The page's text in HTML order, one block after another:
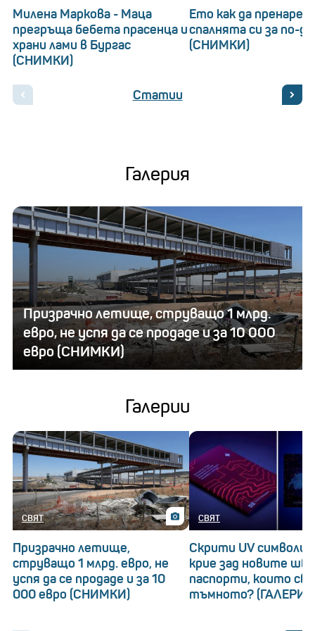
Милена Маркова - Маца
прегръща бебета прасенца и
храни лами в Бургас
(СНИМКИ)
Ето как да
спалнята си за по-
(СНИМКИ)
Статии
Галерия
Призрачно летище, струващо 1 млрд.
евро, не успя да се продаде и за 10 000
евро (СНИМКИ)
Галерии
СВЯТ
Призрачно летище,
струващо 1 млрд. евро, не
успя да се продаде и за 10
000 евро (СНИМКИ)
СВЯТ
Скрити UV символи:
крие зад новите
паспорти, които
тъмното?